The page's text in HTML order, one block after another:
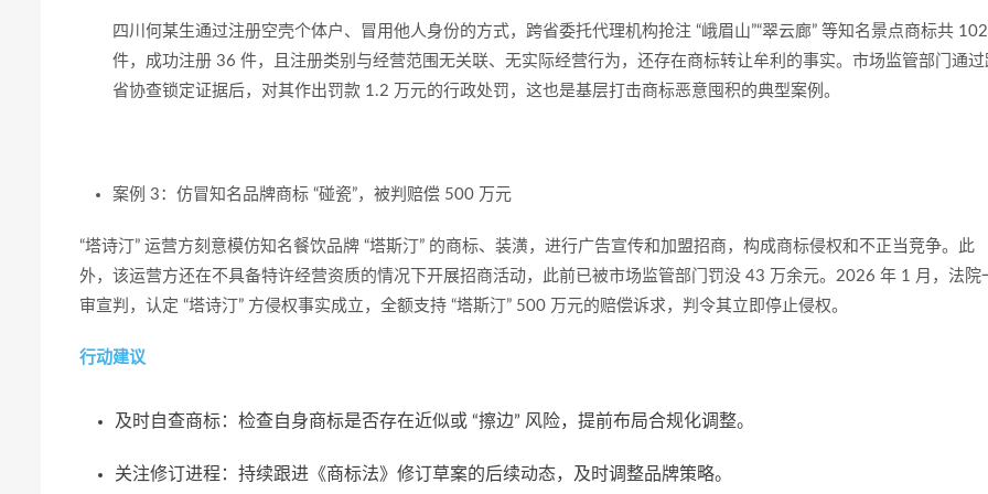
四川何某生通过注册空壳个体户、冒用他人身份的方式，跨省委托代理机构抢注 “峨眉山”“翠云廊” 等知名景点商标共 102
件，成功注册 36 件，且注册类别与经营范围无关联、无实际经营行为，还存在商标转让牟利的事实。市场监管部门通过
省协查锁定证据后，对其作出罚款 1.2 万元的行政处罚，这也是基层打击商标恶意囤积的典型案例。
案例 3：仿冒知名品牌商标 “碰瓷”，被判赔偿 500 万元
“塔诗汀” 运营方刻意模仿知名餐饮品牌 “塔斯汀 ” 的商标、装潢，进行广告宣传和加盟招商，构成商标侵权和不正当竞争。此
外，该运营方还在不具备特许经营资质的情况下开展招商活动，此前已被市场监管部门罚没 43 万余元。2026 年 1 月，法院
审宣判，认定 “塔诗汀” 方侵权事实成立，全额支持 “塔斯汀” 500 万元的赔偿诉求，判令其立即停止侵权。
行动建议
及时自查商标：检查自身商标是否存在近似或 “擦边” 风险，提前布局合规化调整。
关注修订进程：持续跟进《商标法》修订草案的后续动态，及时调整品牌策略。